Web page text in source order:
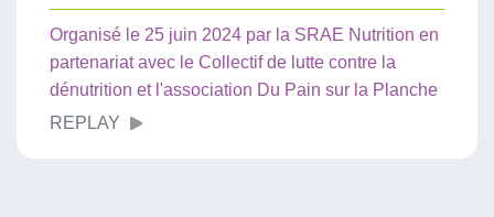
Organisé le 25 juin 2024 par la SRAE Nutrition en
partenariat avec le Collectif de lutte contre la
dénutrition et l'association Du Pain sur la Planche
REPLAY